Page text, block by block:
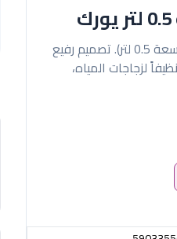
فرشاة تنظيف الزجاجات من يورك (سعة 0.5 لتر). تصميم رفيع
لزجاجات المياه،